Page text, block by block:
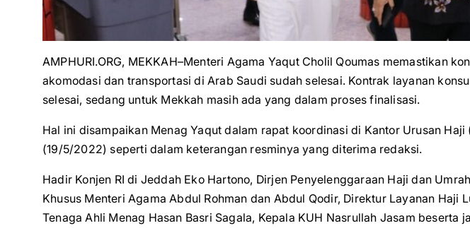
AMPHURI.ORG, MEKKAH–Menteri Agama Yaqut Cholil Qoumas memastikan
akomodasi dan transportasi di Arab Saudi sudah selesai. Kontrak layanan
selesai, sedang untuk Mekkah masih ada yang dalam proses finalisasi.
Hal ini disampaikan Menag Yaqut dalam rapat koordinasi di Kantor Urusan Haji
(19/5/2022) seperti dalam keterangan resminya yang diterima redaksi.
Hadir Konjen RI di Jeddah Eko Hartono, Dirjen Penyelenggaraan Haji dan
Khusus Menteri Agama Abdul Rohman dan Abdul Qodir, Direktur Layanan Haji
Tenaga Ahli Menag Hasan Basri Sagala, Kepala KUH Nasrullah Jasam beserta